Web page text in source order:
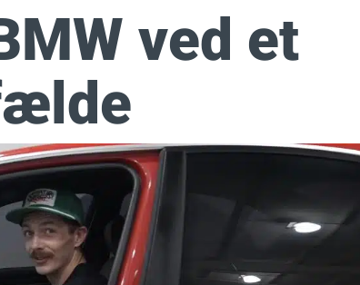
ved et